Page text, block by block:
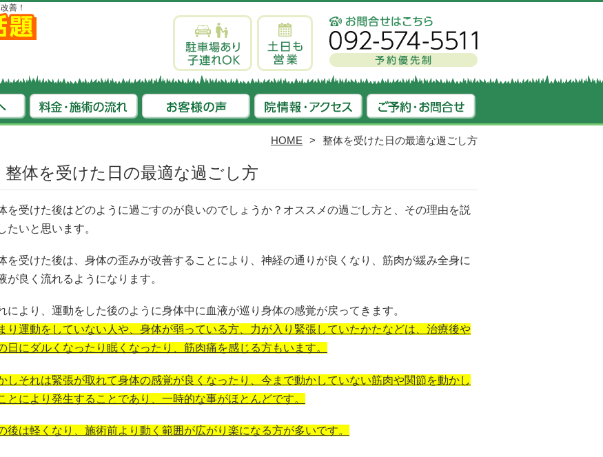
善！
HOME 整体を受けた日の最適な過ごし方
整体を受けた日の最適な過ごし方
を受けた後はどのように過ごすのが良いのでしょうか？オススメの過ごし方と、その理由を説
たいと思います。
を受けた後は、身体の歪みが改善することにより、神経の通りが良くなり、筋肉が緩み全身に
が良く流れるようになります。
により、運動をした後のように身体中に血液が巡り身体の感覚が戻ってきます。
り運動をしていない人や、身体が弱っている方、力が入り緊張していたかたなどは、治療後や
日にダルくなったり眠くなったり、筋肉痛を感じる方もいます。
しそれは緊張が取れて身体の感覚が良くなったり、今まで動かしていない筋肉や関節を動かし
とにより発生することであり、一時的な事がほとんどです。
後は軽くなり、施術前より動く範囲が広がり楽になる方が多いです。